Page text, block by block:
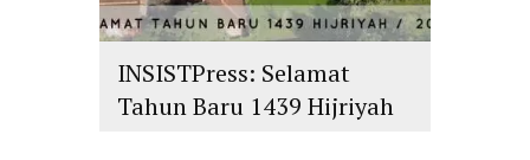
INSISTPress: Selamat
Tahun Baru 1439 Hijriyah